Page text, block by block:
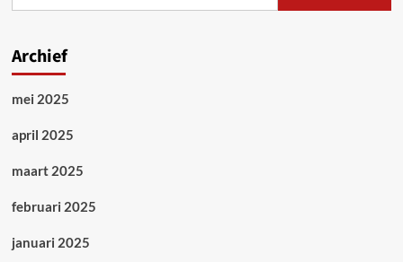
Archief
mei 2025
april 2025
maart 2025
februari 2025
januari 2025